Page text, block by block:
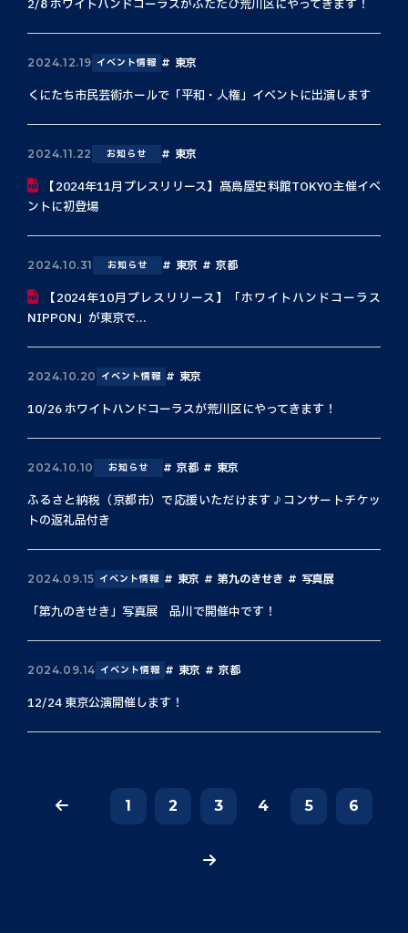
2/8 ホワイトハンドコーラスがふたたび荒川区にやってきます！
2024.12.19 イベント情報 東京
くにたち市民芸術ホールで「平和・人権」イベントに出演します
2024.11.22 お知らせ 東京
【2024年11月プレスリリース】髙島屋史料館TOKYO主催イベ
ントに初登場
2024.10.31 お知らせ 東京 京都
【2024年10月プレスリリース】「ホワイトハンドコーラス
NIPPON」が東京で...
2024.10.20 イベント情報 東京
10/26 ホワイトハンドコーラスが荒川区にやってきます！
2024.10.10 お知らせ 京都 東京
ふるさと納税（京都市）で応援いただけます♪コンサートチケッ
トの返礼品付き
2024.09.15 イベント情報 東京 第九のきせき 写真展
「第九のきせき」写真展 品川で開催中です！
2024.09.14 イベント情報 東京 京都
12/24 東京公演開催します！
1 2 3 4 5 6